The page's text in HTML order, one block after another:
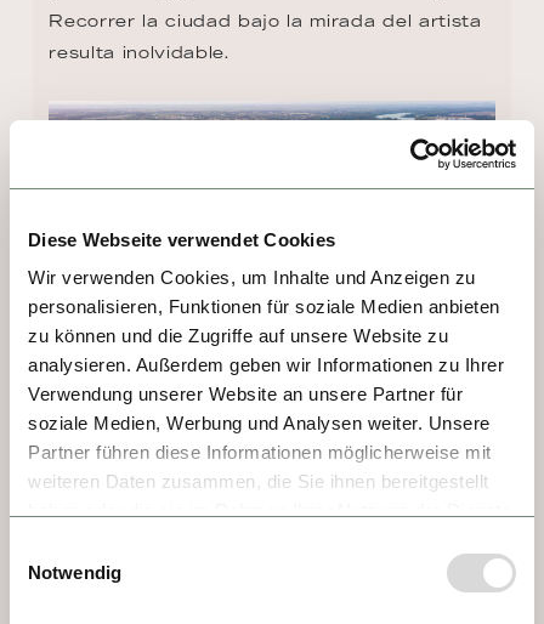
Diese Webseite verwendet Cookies
Wir verwenden Cookies, um Inhalte und Anzeigen zu
personalisieren, Funktionen für soziale Medien anbieten
zu können und die Zugriffe auf unsere Website zu
analysieren. Außerdem geben wir Informationen zu Ihrer
Verwendung unserer Website an unsere Partner für
soziale Medien, Werbung und Analysen weiter. Unsere
Partner führen diese Informationen möglicherweise mit
weiteren Daten zusammen, die Sie ihnen bereitgestellt
Notwendig
Recorrer la ciudad bajo la mirada del artista
resulta inolvidable.
DÍA 2 - RHONE DELTA
cubierta solar (si el clima lo permite)